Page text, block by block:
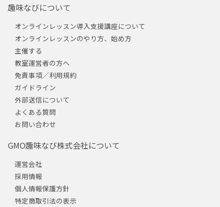
趣味なびについて
オンラインレッスン導入支援講座について
オンラインレッスンのやり方、始め方
主催する
教室運営者の方へ
免責事項／利用規約
ガイドライン
外部送信について
よくある質問
お問い合わせ
GMO趣味なび株式会社について
運営会社
採用情報
個人情報保護方針
特定商取引法の表示